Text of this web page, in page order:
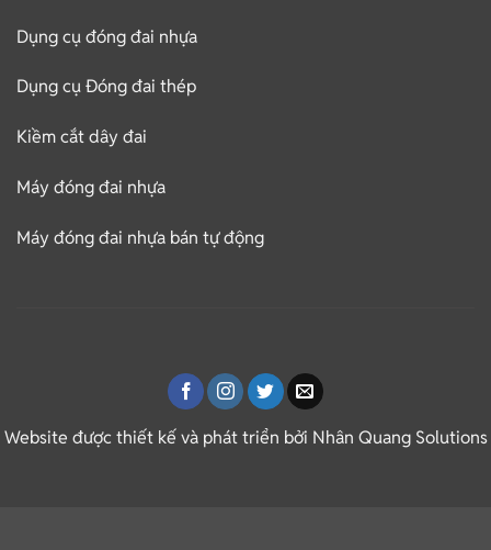
Dụng cụ đóng đai nhựa
Dụng cụ Đóng đai thép
Kiềm cắt dây đai
Máy đóng đai nhựa
Máy đóng đai nhựa bán tự động
Website được thiết kế và phát triển bởi Nhân Quang Solutions